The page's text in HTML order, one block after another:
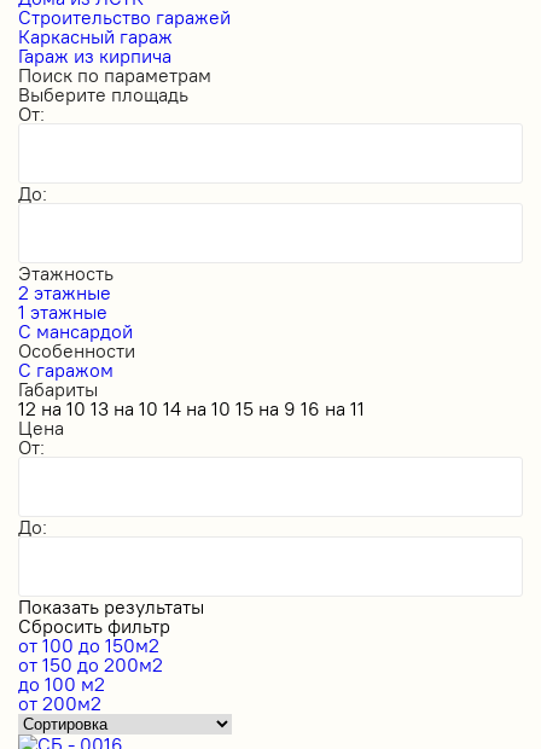
Строительство гаражей
Каркасный гараж
Гараж из кирпича
Поиск по параметрам
Выберите площадь
От:
До:
Этажность
2 этажные
1 этажные
С мансардой
Особенности
С гаражом
Габариты
12 на 10 13 на 10 14 на 10 15 на 9 16 на 11
Цена
От:
До:
Показать результаты
Сбросить фильтр
от 100 до 150м2
от 150 до 200м2
до 100 м2
от 200м2